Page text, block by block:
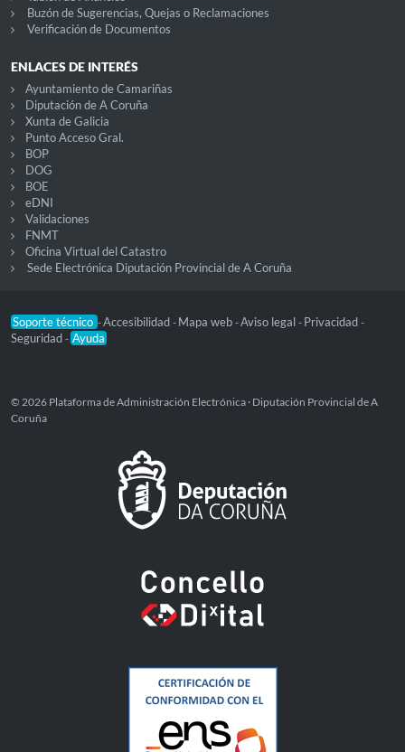
Buzón de Sugerencias, Quejas o Reclamaciones
Verificación de Documentos
ENLACES DE INTERÉS
Ayuntamiento de Camariñas
Diputación de A Coruña
Xunta de Galicia
Punto Acceso Gral.
BOP
DOG
BOE
eDNI
Validaciones
FNMT
Oficina Virtual del Catastro
Sede Electrónica Diputación Provincial de A Coruña
Soporte técnico -Accesibilidad - Mapa web -Aviso legal - Privacidad -
Seguridad - Ayuda
© 2026 Plataforma de Administración Electrónica · Diputación Provincial de A
Coruña